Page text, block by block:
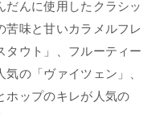
だんに使用したクラシッ
苦味と甘いカラメルフレ
タウト」、フルーティー
の「ヴァイツェン」、
ホップのキレが人気の